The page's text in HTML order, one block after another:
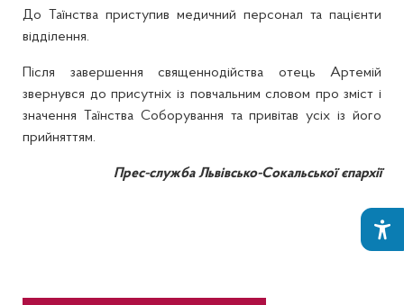
До Таїнства приступив медичний персонал та пацієнти
відділення.
Після завершення священнодійства отець Артемій
звернувся до присутніх із повчальним словом про зміст і
значення Таїнства Соборування та привітав усіх із його
прийняттям.
Прес-служба Львівсько-Сокальської єпархії